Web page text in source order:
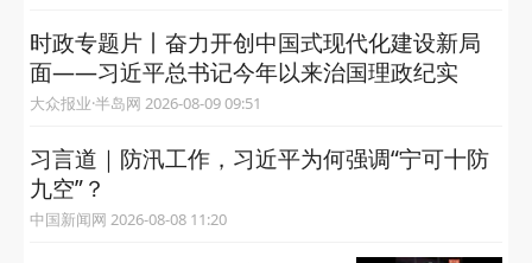
时政专题片丨奋力开创中国式现代化建设新局
面——习近平总书记今年以来治国理政纪实
大众报业·半岛网 2026-08-09 09:51
习言道｜防汛工作，习近平为何强调“宁可十防
九空”？
中国新闻网 2026-08-08 11:20